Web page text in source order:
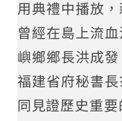
用典禮中播放
曾經在島上流
嶼鄉鄉長洪成
福建省府秘書
同見證歷史重要